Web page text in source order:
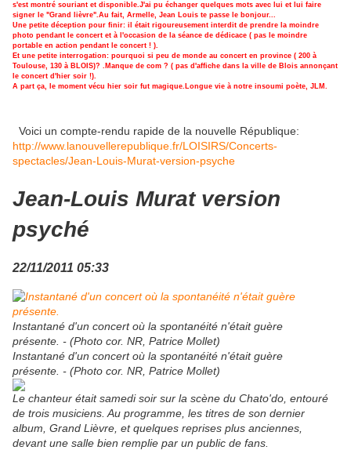
s'est montré souriant et disponible.J'ai pu échanger quelques mots avec lui et lui faire
signer le "Grand lièvre".Au fait, Armelle, Jean Louis te passe le bonjour...
Une petite déception pour finir: il était rigoureusement interdit de prendre la moindre
photo pendant le concert et à l'occasion de la séance de dédicace ( pas le moindre
portable en action pendant le concert ! ).
Et une petite interrogation: pourquoi si peu de monde au concert en province ( 200 à
Toulouse, 130 à BLOIS)? .Manque de com ? ( pas d'affiche dans la ville de Blois annonçant
le concert d'hier soir !).
A part ça, le moment vécu hier soir fut magique.Longue vie à notre insoumi poète, JLM.
Voici un compte-rendu rapide de la nouvelle République:
http://www.lanouvellerepublique.fr/LOISIRS/Concerts-
spectacles/Jean-Louis-Murat-version-psyche
Jean-Louis Murat version
psyché
22/11/2011 05:33
Instantané d'un concert où la spontanéité n'était guère
présente. - (Photo cor. NR, Patrice Mollet)
Instantané d'un concert où la spontanéité n'était guère
présente. - (Photo cor. NR, Patrice Mollet)
Le chanteur était samedi soir sur la scène du Chato'do, entouré
de trois musiciens. Au programme, les titres de son dernier
album, Grand Lièvre, et quelques reprises plus anciennes,
devant une salle bien remplie par un public de fans.